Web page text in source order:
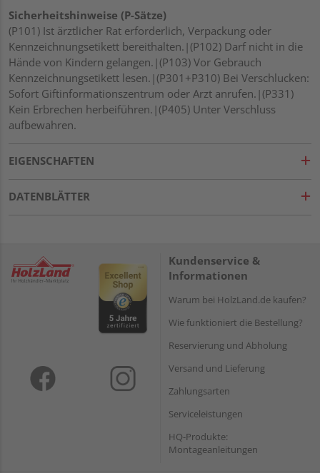
Sicherheitshinweise (P-Sätze)
(P101) Ist ärztlicher Rat erforderlich, Verpackung oder
Kennzeichnungsetikett bereithalten.|(P102) Darf nicht in die
Hände von Kindern gelangen.|(P103) Vor Gebrauch
Kennzeichnungsetikett lesen.|(P301+P310) Bei Verschlucken:
Sofort Giftinformationszentrum oder Arzt anrufen.|(P331)
Kein Erbrechen herbeiführen.|(P405) Unter Verschluss
aufbewahren.
EIGENSCHAFTEN
DATENBLÄTTER
Kundenservice &
Informationen
Warum bei HolzLand.de kaufen?
Wie funktioniert die Bestellung?
Reservierung und Abholung
Versand und Lieferung
Zahlungsarten
Serviceleistungen
HQ-Produkte:
Montageanleitungen